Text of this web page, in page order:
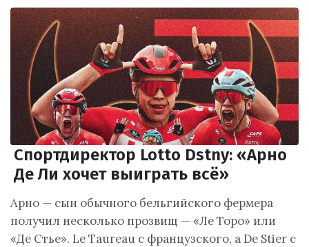
Спортдиректор Lotto Dstny: «Арно
Де Ли хочет выиграть всё»
Арно — сын обычного бельгийского фермера
получил несколько прозвищ — «Ле Торо» или
«Де Стье». Le Taureau с французского, а De Stier с